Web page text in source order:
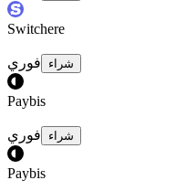
Switchere
فوري شراء
Paybis
فوري شراء
Paybis